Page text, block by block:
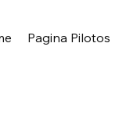
Pagina Pilotos